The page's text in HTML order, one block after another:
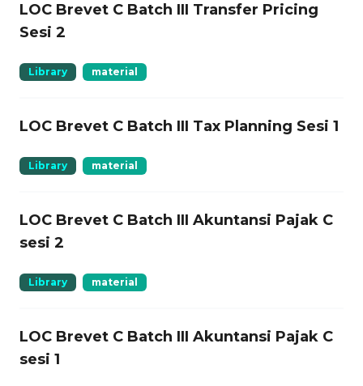
LOC Brevet C Batch III Transfer Pricing
Sesi 2
Library material
LOC Brevet C Batch III Tax Planning Sesi 1
Library material
LOC Brevet C Batch III Akuntansi Pajak C
sesi 2
Library material
LOC Brevet C Batch III Akuntansi Pajak C
sesi 1